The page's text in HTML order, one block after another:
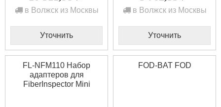
в Волжск из Москвы
Уточнить
в Волжск из Москвы
Уточнить
FL-NFM110 Набор
адаптеров для
FiberInspector Mini
FOD-BAT FOD